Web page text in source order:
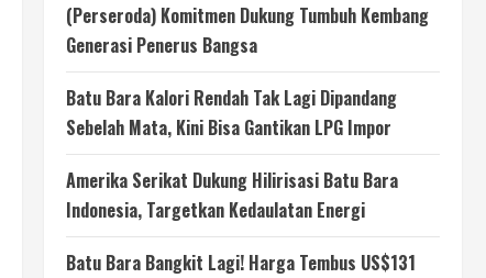
(Perseroda) Komitmen Dukung Tumbuh Kembang
Generasi Penerus Bangsa
Batu Bara Kalori Rendah Tak Lagi Dipandang
Sebelah Mata, Kini Bisa Gantikan LPG Impor
Amerika Serikat Dukung Hilirisasi Batu Bara
Indonesia, Targetkan Kedaulatan Energi
Batu Bara Bangkit Lagi! Harga Tembus US$131